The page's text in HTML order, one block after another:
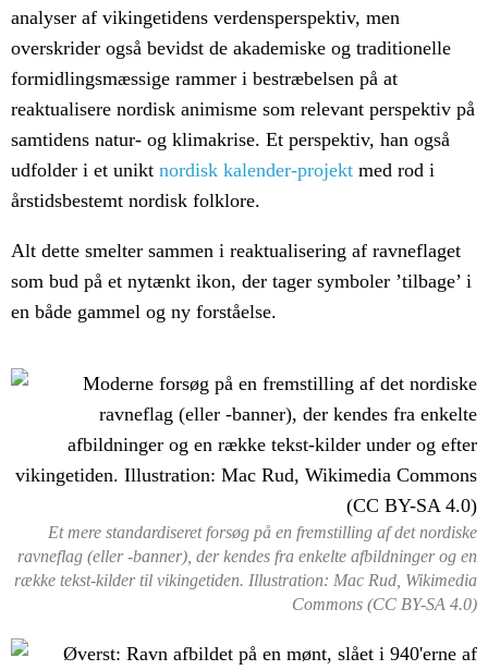
analyser af vikingetidens verdensperspektiv, men
overskrider også bevidst de akademiske og traditionelle
formidlingsmæssige rammer i bestræbelsen på at
reaktualisere nordisk animisme som relevant perspektiv på
samtidens natur- og klimakrise. Et perspektiv, han også
udfolder i et unikt nordisk kalender-projekt med rod i
årstidsbestemt nordisk folklore.
Alt dette smelter sammen i reaktualisering af ravneflaget
som bud på et nytænkt ikon, der tager symboler ’tilbage’ i
en både gammel og ny forståelse.
Et mere standardiseret forsøg på en fremstilling af det nordiske
ravneflag (eller -banner), der kendes fra enkelte afbildninger og en
række tekst-kilder til vikingetiden. Illustration: Mac Rud, Wikimedia
Commons (CC BY-SA 4.0)